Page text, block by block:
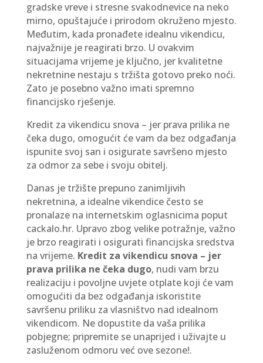
gradske vreve i stresne svakodnevice na neko
mirno, opuštajuće i prirodom okruženo mjesto.
Međutim, kada pronađete idealnu vikendicu,
najvažnije je reagirati brzo. U ovakvim
situacijama vrijeme je ključno, jer kvalitetne
nekretnine nestaju s tržišta gotovo preko noći.
Zato je posebno važno imati spremno
financijsko rješenje.
Kredit za vikendicu snova – jer prava prilika ne
čeka dugo, omogućit će vam da bez odgađanja
ispunite svoj san i osigurate savršeno mjesto
za odmor za sebe i svoju obitelj.
Danas je tržište prepuno zanimljivih
nekretnina, a idealne vikendice često se
pronalaze na internetskim oglasnicima poput
cackalo.hr. Upravo zbog velike potražnje, važno
je brzo reagirati i osigurati financijska sredstva
na vrijeme. Kredit za vikendicu snova – jer
prava prilika ne čeka dugo, nudi vam brzu
realizaciju i povoljne uvjete otplate koji će vam
omogućiti da bez odgađanja iskoristite
savršenu priliku za vlasništvo nad idealnom
vikendicom. Ne dopustite da vaša prilika
pobjegne; pripremite se unaprijed i uživajte u
zasluženom odmoru već ove sezone!.